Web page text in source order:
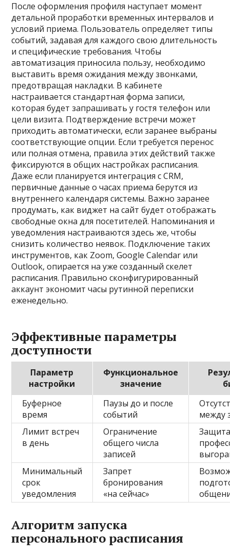
После оформления профиля наступает момент
детальной проработки временных интервалов и
условий приема. Пользователь определяет типы
событий, задавая для каждого свою длительность
и специфические требования. Чтобы
автоматизация приносила пользу, необходимо
выставить время ожидания между звонками,
предотвращая накладки. В кабинете
настраивается стандартная форма записи,
которая будет запрашивать у гостя телефон или
цели визита. Подтверждение встречи может
приходить автоматически, если заранее выбраны
соответствующие опции. Если требуется перенос
или полная отмена, правила этих действий также
фиксируются в общих настройках расписания.
Даже если планируется интеграция с CRM,
первичные данные о часах приема берутся из
внутреннего календаря системы. Важно заранее
продумать, как виджет на сайт будет отображать
свободные окна для посетителей. Напоминания и
уведомления настраиваются здесь же, чтобы
снизить количество неявок. Подключение таких
инструментов, как Zoom, Google Calendar или
Outlook, опирается на уже созданный скелет
расписания. Правильно сконфигурированный
аккаунт экономит часы рутинной переписки
еженедельно.
Эффективные параметры
доступности
Параметр
настройки
Функциональное
значение
Буферное
время
Паузы до и после
событий
между
Лимит встреч
в день
Ограничение
общего числа
записей
Минимальный
срок
уведомления
Запрет
бронирования
«на сейчас»
Алгоритм запуска
персонального расписания